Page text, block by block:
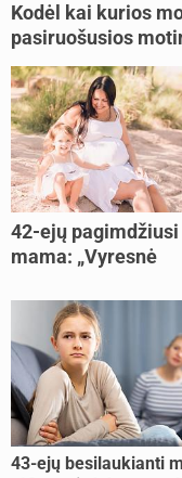
Kodėl kai kurios
pasiruošusios
42-ejų pagimdžiusi
mama: „Vyresnė
lengviau“
43-ejų besilaukianti